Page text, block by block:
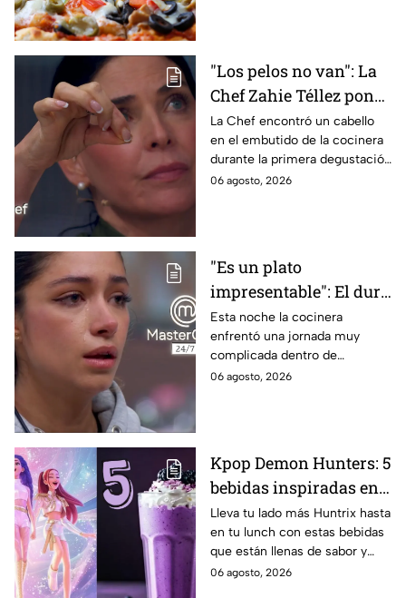
"Los pelos no van": La
Chef Zahie Téllez pone
en evidencia a Carmen
en la gala de mandiles
negros de MasterChef
24/7
La Chef encontró un cabello
en el embutido de la cocinera
durante la primera degustación
de la noche
06 agosto, 2026
"Es un plato
impresentable": El duro
regaño que hizo llorar a
Michelle dentro de
MasterChef 24/7
Esta noche la cocinera
enfrentó una jornada muy
complicada dentro de
MasterChef 24/7.
06 agosto, 2026
Kpop Demon Hunters: 5
bebidas inspiradas en
las guerreras Huntrix
para llevar a la escuela
este regreso a clases
2026; son saludables y
Lleva tu lado más Huntrix hasta
en tu lunch con estas bebidas
que están llenas de sabor y
frescura.
06 agosto, 2026